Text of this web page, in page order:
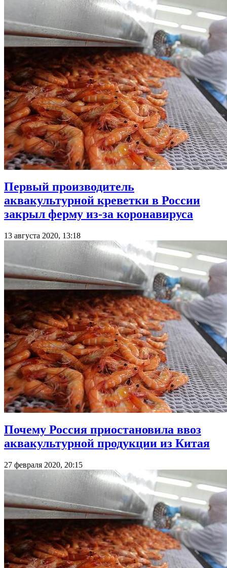
Первый производитель
аквакультурной креветки в России
закрыл ферму из-за коронавируса
13 августа 2020, 13:18
Почему Россия приостановила ввоз
аквакультурной продукции из Китая
27 февраля 2020, 20:15